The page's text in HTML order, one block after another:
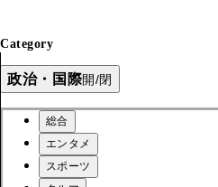
Category
政治・国際開/閉
総合
エンタメ
スポーツ